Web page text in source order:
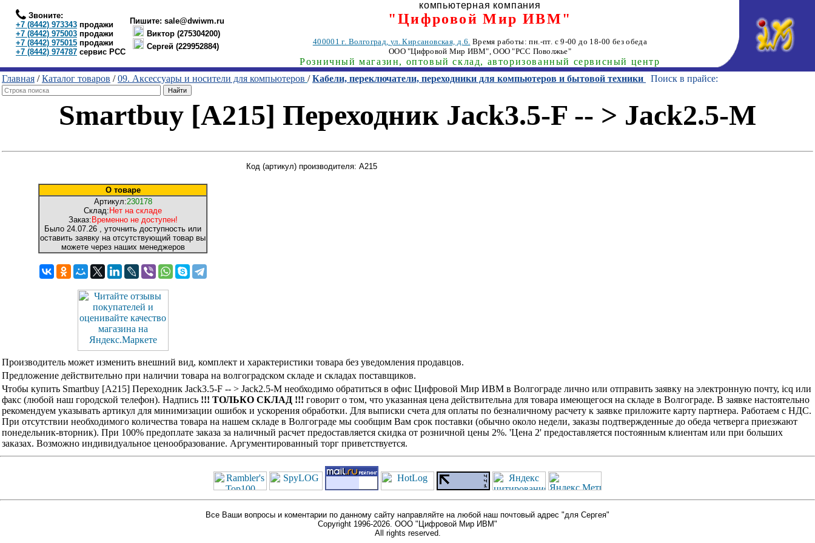
Звоните:
+7 (8442) 973343 продажи
+7 (8442) 975003 продажи
+7 (8442) 975015 продажи
+7 (8442) 974787 сервис РСС
Пишите: sale@dwiwm.ru
Виктор (275304200)
Сергей (229952884)
компьютерная компания
"Цифровой Мир ИВМ"
400001г. Волгоград, ул. Кирсановская, д.6. Время работы: пн.-пт. с 9-00 до 18-00 без обеда
ООО "Цифровой Мир ИВМ", ООО "РСС Поволжье"
Розничный магазин, оптовый склад, авторизованный сервисный центр
Главная /Каталог товаров /09. Аксессуары и носители для компьютеров /Кабели, переключатели, переходники для компьютеров и бытовой техники Поиск в прайсе:
Smartbuy [A215] Переходник Jack3.5-F -- > Jack2.5-M
О товаре
Артикул:230178
Склад: Нет на складе
Заказ: Временно не доступен!
Было 24.07.26 , уточнить доступность или
оставить заявку на отсутствующий товар вы
можете через наших менеджеров
Код (артикул) производителя: A215
Производитель может изменить внешний вид, комплект и характеристики товара без уведомления продавцов.
Предложение действительно при наличии товара на волгоградском складе и складах поставщиков.
Чтобы купить Smartbuy [A215] Переходник Jack3.5-F -- > Jack2.5-M необходимо обратиться в офис Цифровой Мир ИВМ в Волгограде лично или отправить заявку на электронную почту, icq или
факс (любой наш городской телефон). Надпись !!! ТОЛЬКО СКЛАД !!! говорит о том, что указанная цена действительна для товара имеющегося на складе в Волгограде. В заявке настоятельно
рекомендуем указывать артикул для минимизации ошибок и ускорения обработки. Для выписки счета для оплаты по безналичному расчету к заявке приложите карту партнера. Работаем с НДС.
При отсутствии необходимого количества товара на нашем складе в Волгограде мы сообщим Вам срок поставки (обычно около недели, заказы подтвержденные до обеда четверга приезжают
понедельник-вторник). При 100% предоплате заказа за наличный расчет предоставляется скидка от розничной цены 2%. 'Цена 2' предоставляется постоянным клиентам или при больших
заказах. Возможно индивидуальное ценообразование. Аргументированный торг приветствуется.
Все Ваши вопросы и коментарии по данному сайту направляйте на любой наш почтовый адрес "для Сергея"
Copyright 1996-2026. ООО "Цифровой Мир ИВМ"
All rights reserved.